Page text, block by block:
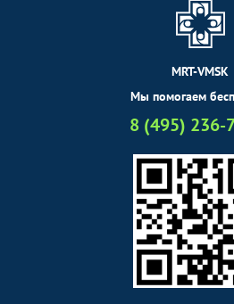
MRT-VMSK
Мы помогаем
8 (495) 236-